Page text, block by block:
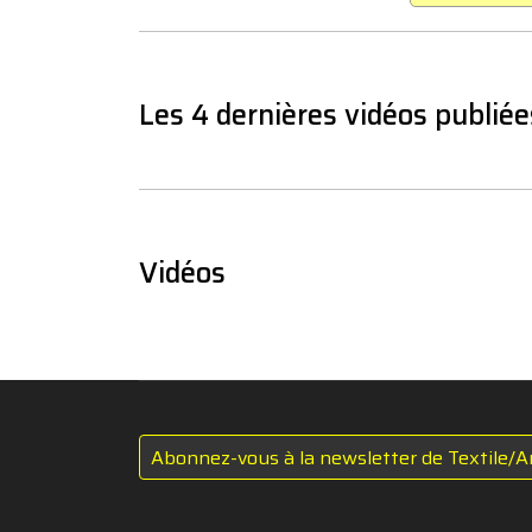
Les 4 dernières vidéos
Vidéos
Abonnez-vous à la newsletter de Textile/